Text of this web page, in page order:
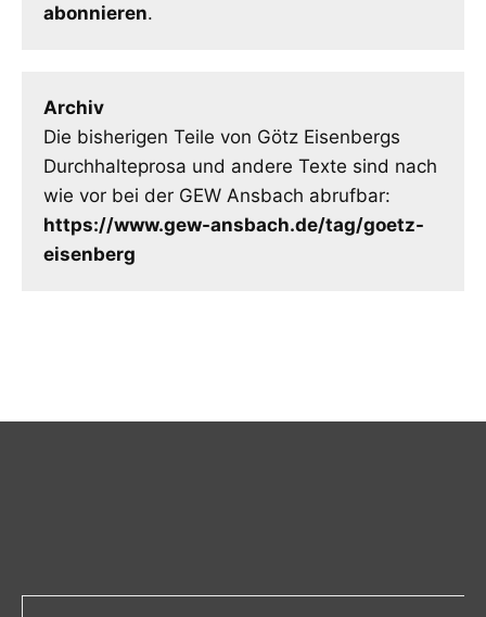
abonnieren.
Archiv
Die bisherigen Teile von Götz Eisenbergs
Durchhalteprosa und andere Texte sind nach
wie vor bei der GEW Ansbach abrufbar:
https://www.gew-ansbach.de/tag/goetz-
eisenberg